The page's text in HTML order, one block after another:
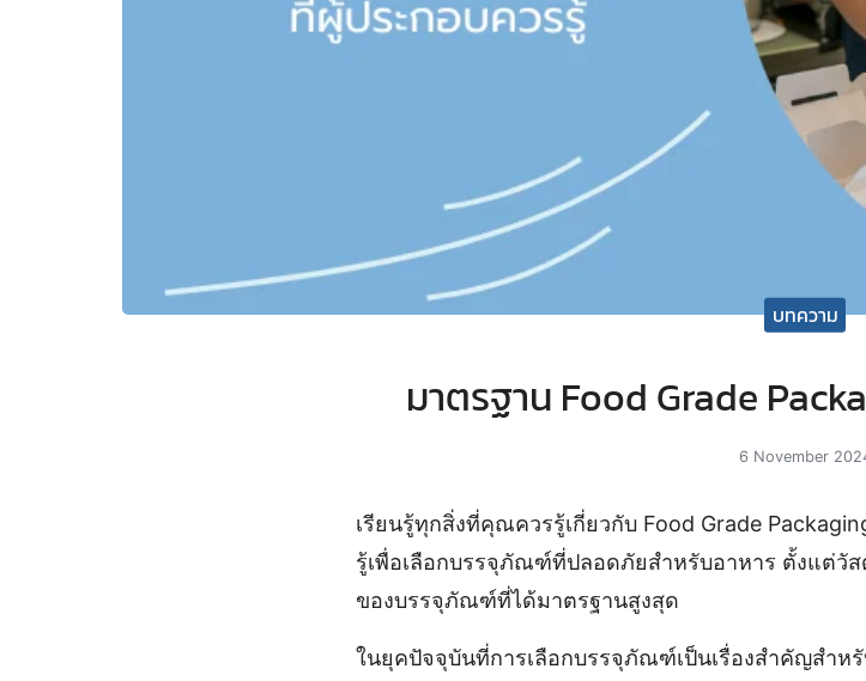
บทความ
มาตรฐาน Food Grade
6 November
เรียนรู้ทุกสิ่งที่คุณควรรู้เกี่ยวกับ Food Grade
รู้เพื่อเลือกบรรจุภัณฑ์ที่ปลอดภัยสำหรับอาหาร ตั้งแต่วั
ของบรรจุภัณฑ์ที่ได้มาตรฐานสูงสุด
ในยุคปัจจุบันที่การเลือกบรรจุภัณฑ์เป็นเรื่องสำคัญสำห